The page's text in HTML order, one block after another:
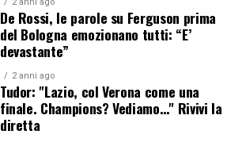
De Rossi, le parole su Ferguson prima
del Bologna emozionano tutti: “E’
devastante”
2 anni ago
Tudor: "Lazio, col Verona come una
finale. Champions? Vediamo…" Rivivi la
diretta